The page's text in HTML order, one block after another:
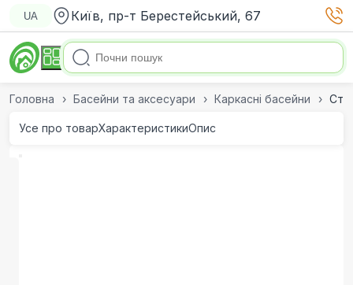
UA Київ, пр-т Берестейський, 67
Головна Басейни та аксесуари Каркасні басейни
Усе про товарХарактеристикиОпис